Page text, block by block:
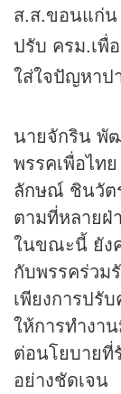
ส.ส.ขอนแก่น
ปรับ ครม.เพื่
ใส่ใจปัญหาป
นายจักริน พั
พรรคเพื่อไท
ลักษณ์ ชินวัต
ตามที่หลายฝ่
ในขณะนี้ ยัง
กับพรรคร่วม
เพียงการปรั
ให้การทำงา
ต่อนโยบายที่
อย่างชัดเจน